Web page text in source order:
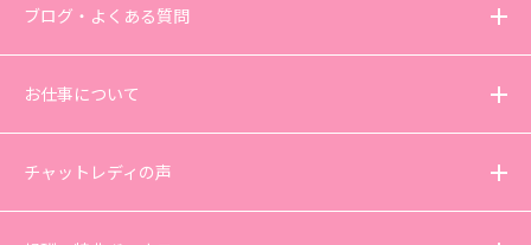
ブログ・よくある質問
お仕事について
チャットレディの声